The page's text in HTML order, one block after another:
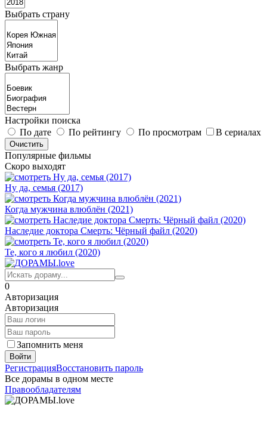
Выбрать страну
Выбрать жанр
Настройки поиска
По дате
По рейтингу По просмотрам В сериалах
Популярные фильмы
Скоро выходят
Ну да, семья (2017)
Когда мужчина влюблён (2021)
Наследие доктора Смерть: Чёрный файл (2020)
Те, кого я любил (2020)
0
Авторизация
Авторизация
Запомнить меня
Войти
РегистрацияВосстановить пароль
Все дорамы в одном месте
Правообладателям